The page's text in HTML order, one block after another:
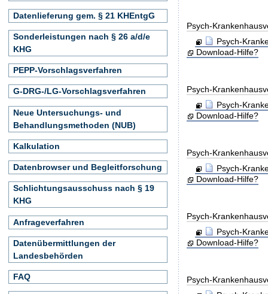
Psych-
Psych-
Download-Hilfe?
Psych-
Psych-
Download-Hilfe?
Psych-
Psych-
Download-Hilfe?
Psych-
Psych-
Download-Hilfe?
Psych-
Datenlieferung gem. § 21 KHEntgG
Sonderleistungen nach § 26 a/d/e
KHG
PEPP-Vorschlagsverfahren
G-DRG-/LG-Vorschlagsverfahren
Neue Untersuchungs- und
Behandlungsmethoden (NUB)
Kalkulation
Datenbrowser und Begleitforschung
Schlichtungsausschuss nach § 19
KHG
Anfrageverfahren
Datenübermittlungen der
Landesbehörden
FAQ